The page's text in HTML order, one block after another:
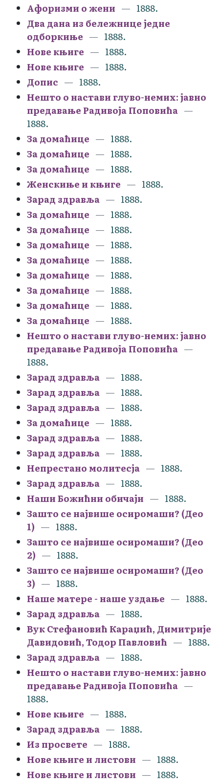
Афоризми о жени
1888.
Два дана из бележнице једне
одборкиње
1888.
Нове књиге
1888.
Нове књиге
1888.
Допис
1888.
Нешто о настави глуво-немих: јавно
предавање Радивоја Поповића
1888.
За домаћице
1888.
За домаћице
1888.
За домаћице
1888.
Женскиње и књиге
1888.
Зарад здравља
1888.
За домаћице
1888.
За домаћице
1888.
За домаћице
1888.
За домаћице
1888.
За домаћице
1888.
За домаћице
1888.
За домаћице
1888.
За домаћице
1888.
Нешто о настави глуво-немих: јавно
предавање Радивоја Поповића
1888.
Зарад здравља
1888.
Зарад здравља
1888.
Зарад здравља
1888.
За домаћице
1888.
Зарад здравља
1888.
Зарад здравља
1888.
Непрестано молитесја
1888.
Зарад здравља
1888.
Наши Божићни обичаји
1888.
Зашто се највише осиромаши? (Део
1)
1888.
Зашто се највише осиромаши? (Део
2)
1888.
Зашто се највише осиромаши? (Део
3)
1888.
Наше матере - наше уздање
1888.
Зарад здравља
1888.
Вук Стефановић Караџић, Димитрије
Давидовић, Тодор Павловић
1888.
Зарад здравља
1888.
Нешто о настави глуво-немих: јавно
предавање Радивоја Поповића
1888.
Нове књиге
1888.
Зарад здравља
1888.
Из просвете
1888.
Нове књиге и листови
1888.
Нове књиге и листови
1888.